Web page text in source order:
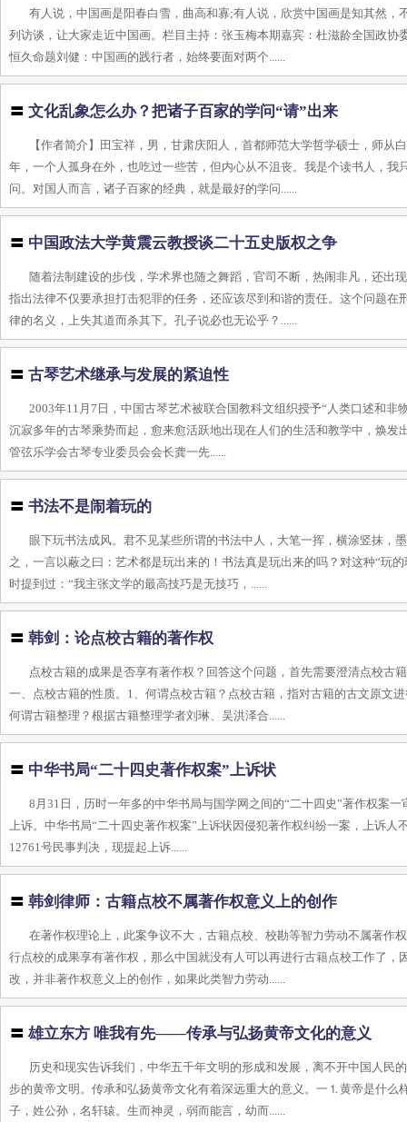
有人说，中国画是阳春白雪，曲高和寡;有人说，欣赏中国画是知其然
列访谈，让大家走近中国画。栏目主持：张玉梅本期嘉宾：杜滋龄全国政
恒久命题刘健：中国画的践行者，始终要面对两个......
〓文化乱象怎么办？把诸子百家的学问“请”出来
【作者简介】田宝祥，男，甘肃庆阳人，首都师范大学哲学硕士，师
年，一个人孤身在外，也吃过一些苦，但内心从不沮丧。我是个读书人，
问。对国人而言，诸子百家的经典，就是最好的学问......
〓 中国政法大学黄震云教授谈二十五史版权之争
随着法制建设的步伐，学术界也随之舞蹈，官司不断，热闹非凡，还出
指出法律不仅要承担打击犯罪的任务，还应该尽到和谐的责任。这个问题
律的名义，上失其道而杀其下。孔子说必也无讼乎？......
〓古琴艺术继承与发展的紧迫性
2003年11月7日，中国古琴艺术被联合国教科文组织授予“人类口述和
沉寂多年的古琴乘势而起，愈来愈活跃地出现在人们的生活和教学中，焕
管弦乐学会古琴专业委员会会长龚一先......
〓书法不是闹着玩的
眼下玩书法成风。君不见某些所谓的书法中人，大笔一挥，横涂竖抹，
之，一言以蔽之曰：艺术都是玩出来的！书法真是玩出来的吗？对这种“玩
时提到过：“我主张文学的最高技巧是无技巧，......
〓韩剑：论点校古籍的著作权
点校古籍的成果是否享有著作权？回答这个问题，首先需要澄清点校古
一、点校古籍的性质。1、何谓点校古籍？点校古籍，指对古籍的古文原文
何谓古籍整理？根据古籍整理学者刘琳、吴洪泽合......
〓 中华书局“二十四史著作权案”上诉状
8月31日，历时一年多的中华书局与国学网之间的“二十四史”著作权案
上诉。中华书局“二十四史著作权案”上诉状因侵犯著作权纠纷一案，上诉
12761号民事判决，现提起上诉......
〓韩剑律师：古籍点校不属著作权意义上的创作
在著作权理论上，此案争议不大，古籍点校、校勘等智力劳动不属著作
行点校的成果享有著作权，那么中国就没有人可以再进行古籍点校工作了
改，并非著作权意义上的创作，如果此类智力劳动......
〓雄立东方 唯我有先——传承与弘扬黄帝文化的意义
历史和现实告诉我们，中华五千年文明的形成和发展，离不开中国人民
步的黄帝文明。传承和弘扬黄帝文化有着深远重大的意义。一⒈黄帝是什
子，姓公孙，名轩辕。生而神灵，弱而能言，幼而......